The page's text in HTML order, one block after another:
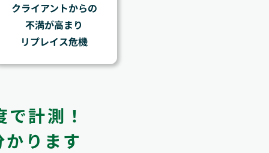
クライアントからの
不満が高まり
リプレイス危機
計測！
ります